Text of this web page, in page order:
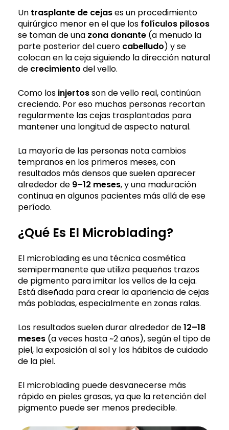
Un trasplante de cejases un procedimiento
quirúrgico menor en el que los folículos pilosos
se toman de una zona donante (a menudo la
parte posterior del cuero cabelludo) y se
colocan en la ceja siguiendo la dirección natural
de crecimiento del vello.
Como los injertosson de vello real, continúan
creciendo. Por eso muchas personas recortan
regularmente las cejas trasplantadas para
mantener una longitud de aspecto natural.
La mayoría de las personas nota cambios
tempranos en los primeros meses, con
resultados más densos que suelen aparecer
alrededor de 9–12 meses, y una maduración
continua en algunos pacientes más allá de ese
período.
¿Qué Es El Microblading?
El microblading es una técnica cosmética
semipermanente que utiliza pequeños trazos
de pigmento para imitar los vellos de la ceja.
Está diseñada para crear la apariencia de cejas
más pobladas, especialmente en zonas ralas.
Los resultados suelen durar alrededor de12–18
meses (a veces hasta ~2 años), según el tipo de
piel, la exposición al sol y los hábitos de cuidado
de la piel.
El microblading puede desvanecerse más
rápido en pieles grasas, ya que la retención del
pigmento puede ser menos predecible.